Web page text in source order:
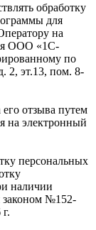
обработку
для
на
ООО «1С-
по
2, эт.13, пом. 8-
отзыва путем
на электронный
персональных
наличии
законом №152-